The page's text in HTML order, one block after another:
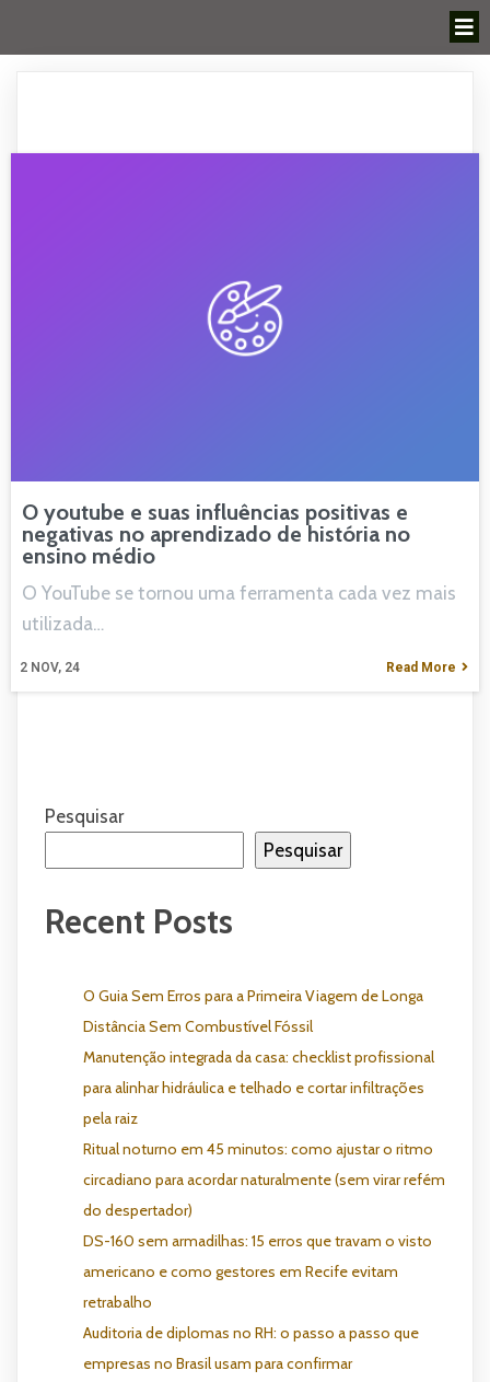
O youtube e suas influências positivas e
negativas no aprendizado de história no
ensino médio
2 NOV, 24
O YouTube se tornou uma ferramenta cada vez mais
utilizada…
Read More
Pesquisar
Pesquisar
Recent Posts
O Guia Sem Erros para a Primeira Viagem de Longa
Distância Sem Combustível Fóssil
Manutenção integrada da casa: checklist profissional
para alinhar hidráulica e telhado e cortar infiltrações
pela raiz
Ritual noturno em 45 minutos: como ajustar o ritmo
circadiano para acordar naturalmente (sem virar refém
do despertador)
DS-160 sem armadilhas: 15 erros que travam o visto
americano e como gestores em Recife evitam
retrabalho
Auditoria de diplomas no RH: o passo a passo que
empresas no Brasil usam para confirmar